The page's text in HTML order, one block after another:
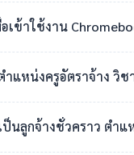
เข้าใช้งาน
แหน่งครูอัตราจ้าง วิช
นลูกจ้างชั่วคราว ตำแ